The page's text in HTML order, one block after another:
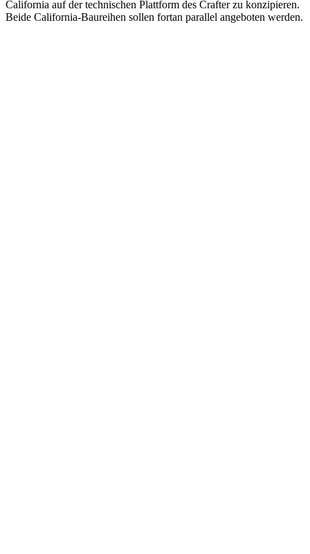
California auf der technischen Plattform des Crafter zu konzipieren.
Beide California-Baureihen sollen fortan parallel angeboten werden.